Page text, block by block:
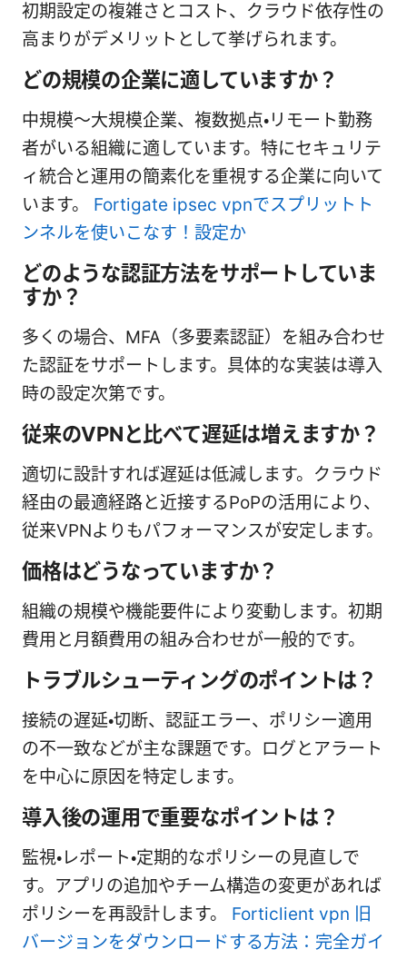
初期設定の複雑さとコスト、クラウド依存性の
高まりがデメリットとして挙げられます。
どの規模の企業に適していますか？
中規模〜大規模企業、複数拠点・リモート勤務
者がいる組織に適しています。特にセキュリテ
ィ統合と運用の簡素化を重視する企業に向いて
います。 Fortigate ipsec vpnでスプリットト
ンネルを使いこなす！設定か
どのような認証方法をサポートしていま
すか？
多くの場合、MFA（多要素認証）を組み合わせ
た認証をサポートします。具体的な実装は導入
時の設定次第です。
従来のVPNと比べて遅延は増えますか？
適切に設計すれば遅延は低減します。クラウド
経由の最適経路と近接するPoPの活用により、
従来VPNよりもパフォーマンスが安定します。
価格はどうなっていますか？
組織の規模や機能要件により変動します。初期
費用と月額費用の組み合わせが一般的です。
トラブルシューティングのポイントは？
接続の遅延・切断、認証エラー、ポリシー適用
の不一致などが主な課題です。ログとアラート
を中心に原因を特定します。
導入後の運用で重要なポイントは？
監視・レポート・定期的なポリシーの見直しで
す。アプリの追加やチーム構造の変更があれば
ポリシーを再設計します。 Forticlient vpn 旧
バージョンをダウンロードする方法：完全ガイ